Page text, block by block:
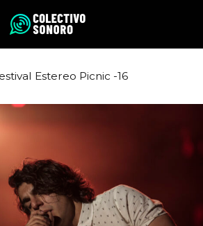
Estereo Picnic -16